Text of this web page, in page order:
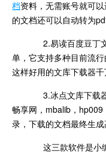
档资料，无需账号就可
的文档还可以自动转为
2.易读百度豆丁
单，它支持多种目前流
这样好用的文库下载器千
3.冰点文库下载器
畅享网，mbalib，
录，下载的文档最终生成
这三款软件是小